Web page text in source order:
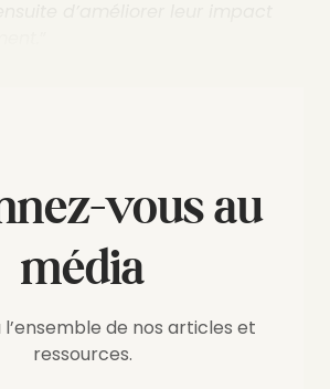
vous au
média
de nos articles et
ressources.